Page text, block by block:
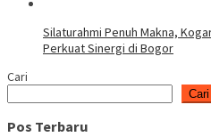
Silaturahmi Penuh Makna,
Perkuat Sinergi di Bogor
Cari
Cari
Pos Terbaru